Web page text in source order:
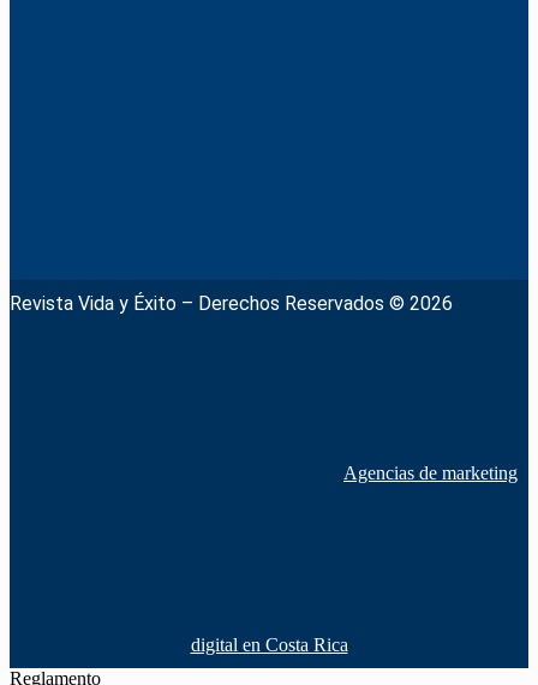
Revista Vida y Éxito – Derechos Reservados © 2026
Agencias de marketing
digital en Costa Rica
Reglamento